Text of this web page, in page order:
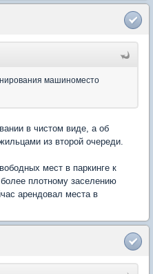
машиноместо
в чистом виде, а об
из второй очереди.
мест в паркинге к
плотному заселению
арендовал места в